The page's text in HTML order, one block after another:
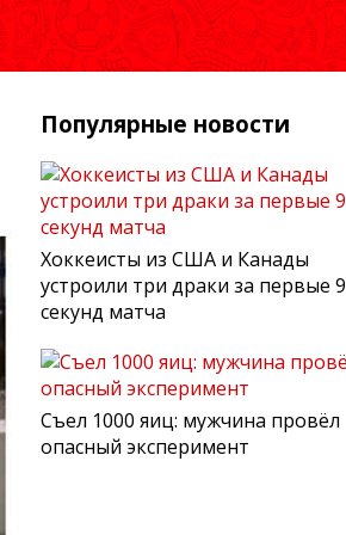
Популярные новости
Хоккеисты из США и Канады
устроили три драки за первые 9
секунд матча
Съел 1000 яиц: мужчина провёл
опасный эксперимент